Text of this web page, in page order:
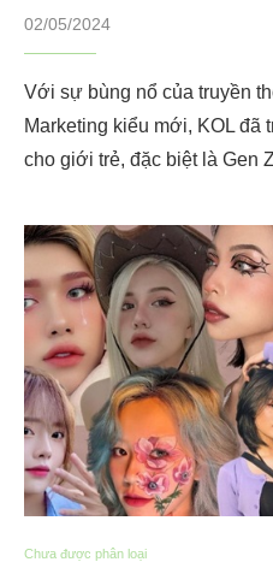
02/05/2024
Với sự bùng nổ của truyền
Marketing kiểu mới, KOL đã
cho giới trẻ, đặc biệt là Gen
Chưa được phân loại